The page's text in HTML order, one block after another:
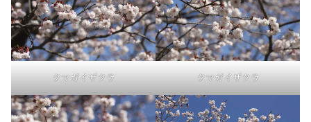
クマガイザクラ クマガイザクラ